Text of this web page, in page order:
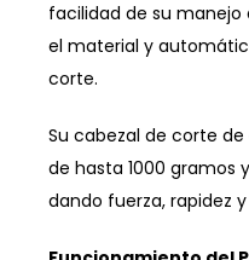
facilidad de su manejo
el material y
corte.
Su cabezal de corte
de hasta 1000 gramos
dando fuerza, rapidez